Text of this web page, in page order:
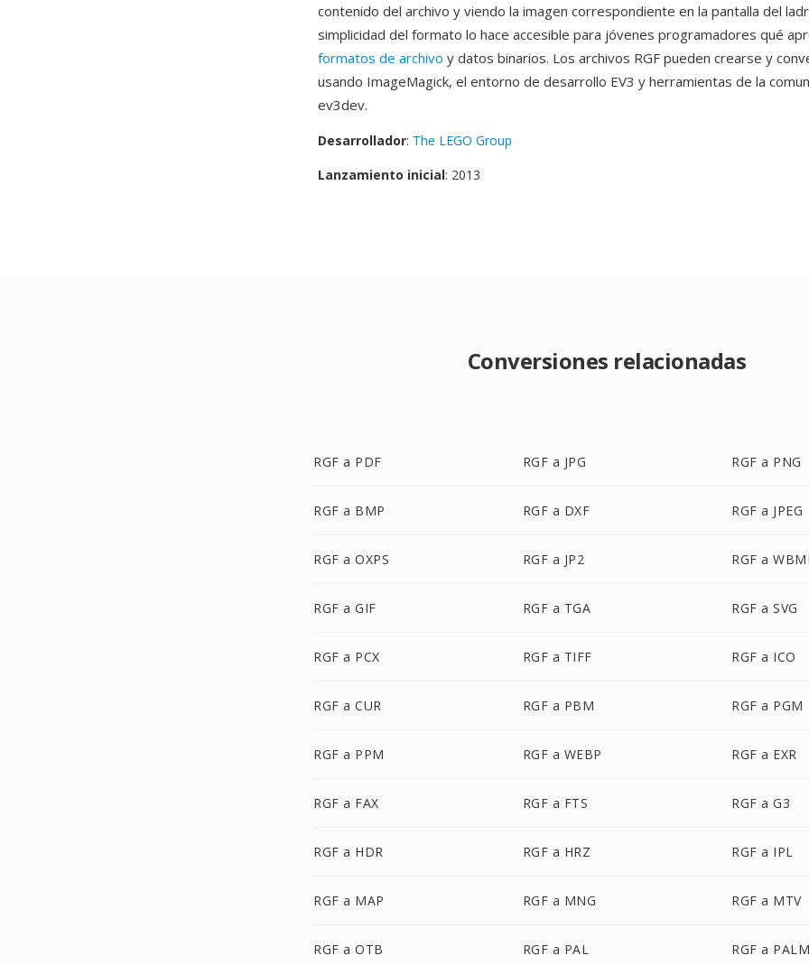
contenido del archivo y viendo la imagen correspondiente en la pantalla del
simplicidad del formato lo hace accesible para jóvenes programadores qué
formatos de archivo y datos binarios. Los archivos RGF pueden crearse y
usando ImageMagick, el entorno de desarrollo EV3 y herramientas de la
ev3dev.
Desarrollador: The LEGO Group
Lanzamiento inicial: 2013
Conversiones relacionadas
RGF a PDF RGF a JPG RGF a PNG
RGF a BMP RGF a DXF RGF a JPEG
RGF a OXPS RGF a JP2 RGF a
RGF a GIF RGF a TGA RGF a SVG
RGF a PCX RGF a TIFF RGF a ICO
RGF a CUR RGF a PBM RGF a PGM
RGF a PPM RGF a WEBP RGF a EXR
RGF a FAX RGF a FTS RGF a G3
RGF a HDR RGF a HRZ RGF a IPL
RGF a MAP RGF a MNG RGF a MTV
RGF a OTB RGF a PAL RGF a